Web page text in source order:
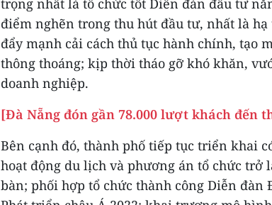
trọng nhất là tổ chức tốt Diễn đàn đầu tư
điểm nghẽn trong thu hút đầu tư, nhất là hạ
đẩy mạnh cải cách thủ tục hành chính, tạo
thông thoáng; kịp thời tháo gỡ khó khăn,
doanh nghiệp.
[Đà Nẵng đón gần 78.000 lượt khách đến
Bên cạnh đó, thành phố tiếp tục triển khai
hoạt động du lịch và phương án tổ chức trở
bàn; phối hợp tổ chức thành công Diễn đàn